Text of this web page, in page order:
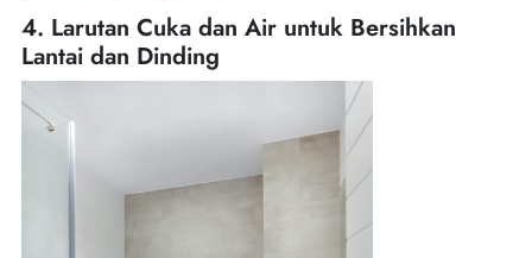
4. Larutan Cuka dan Air untuk Bersihkan
Lantai dan Dinding